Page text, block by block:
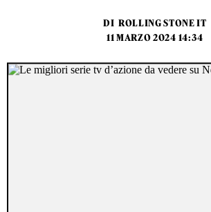
DI ROLLING STONE IT
11 MARZO 2024 14:34